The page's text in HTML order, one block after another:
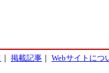
｜ 掲載記事 ｜ Webサイトにつ